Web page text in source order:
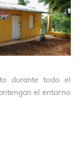
durante todo el
el entorno